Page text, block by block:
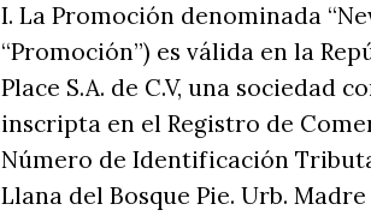
I. La Promoción denominada
“Promoción”) es válida en la
Place S.A. de C.V, una sociedad
inscripta en el Registro de
Número de Identificación
Llana del Bosque Pie. Urb.